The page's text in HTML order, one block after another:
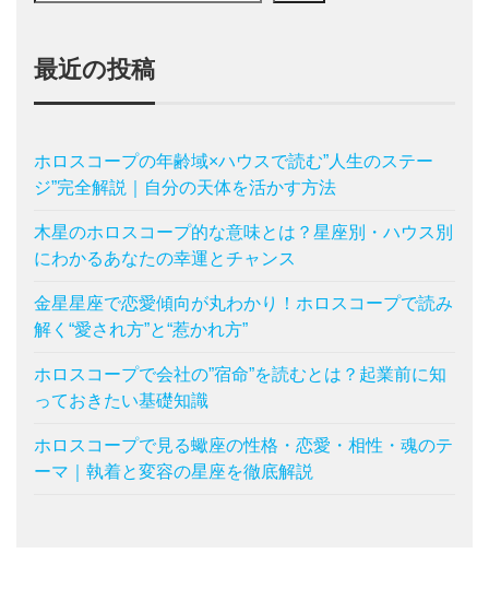
最近の投稿
ホロスコープの年齢域×ハウスで読む”人生のステー
ジ”完全解説｜自分の天体を活かす方法
木星のホロスコープ的な意味とは？星座別・ハウス別
にわかるあなたの幸運とチャンス
金星星座で恋愛傾向が丸わかり！ホロスコープで読み
解く“愛され方”と“惹かれ方”
ホロスコープで会社の”宿命”を読むとは？起業前に知
っておきたい基礎知識
ホロスコープで見る蠍座の性格・恋愛・相性・魂のテ
ーマ｜執着と変容の星座を徹底解説